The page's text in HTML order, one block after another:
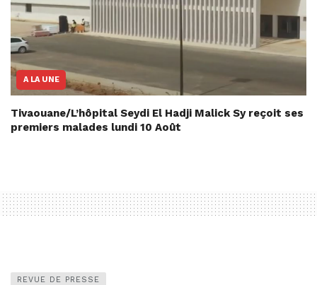
A LA UNE
Tivaouane/L’hôpital Seydi El Hadji Malick Sy reçoit ses
premiers malades lundi 10 Août
REVUE DE PRESSE